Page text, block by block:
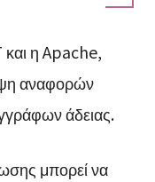
η Apache,
αναφορών
άδειας.
μπορεί να